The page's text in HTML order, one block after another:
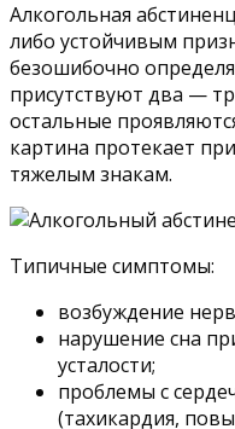
Алкогольная
либо устойчивым
безошибочно
присутствуют два —
остальные
картина протекает
тяжелым знакам.
Типичные симптомы:
возбуждение
нарушение сна
усталости;
проблемы с
(тахикардия,